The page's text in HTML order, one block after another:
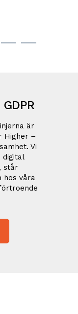
är
Higher –
Vi
digital
står
hos våra